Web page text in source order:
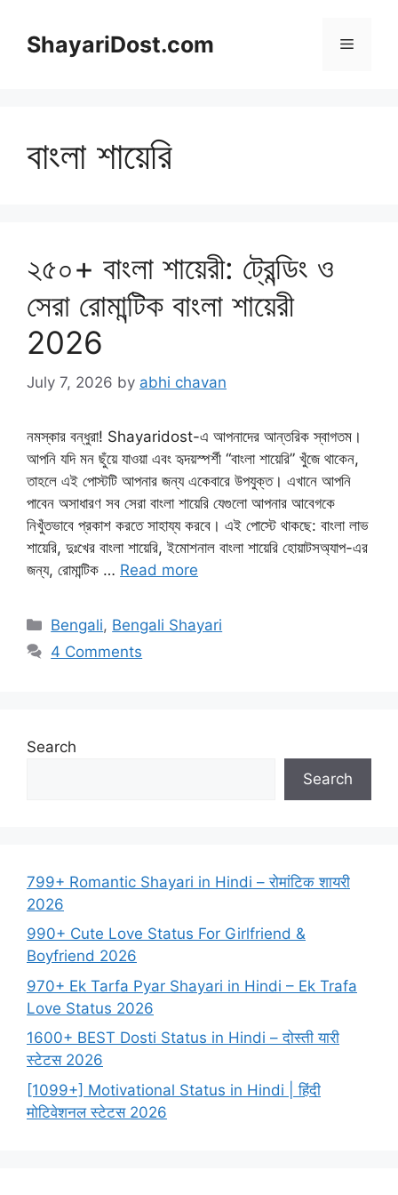
contentShayariDost.com Menu
বাংলা শায়েরি
২৫০+ বাংলা শায়েরী: ট্রেন্ডিং ও
সেরা রোমান্টিক বাংলা শায়েরী
2026
July 7, 2026 by abhi chavan
নমস্কার বন্ধুরা! Shayaridost-এ আপনাদের আন্তরিক স্বাগতম।
আপনি যদি মন ছুঁয়ে যাওয়া এবং হৃদয়স্পর্শী “বাংলা শায়েরি” খুঁজে থাকেন,
তাহলে এই পোস্টটি আপনার জন্য একেবারে উপযুক্ত। এখানে আপনি
পাবেন অসাধারণ সব সেরা বাংলা শায়েরি যেগুলো আপনার আবেগকে
নিখুঁতভাবে প্রকাশ করতে সাহায্য করবে। এই পোস্টে থাকছে: বাংলা লাভ
শায়েরি, দুঃখের বাংলা শায়েরি, ইমোশনাল বাংলা শায়েরি হোয়াটসঅ্যাপ-এর
জন্য, রোমান্টিক … Read more
Categories
Bengali, Bengali Shayari
4 Comments
Search
Search
799+ Romantic Shayari in Hindi – रोमांटिक शायरी
2026
990+ Cute Love Status For Girlfriend &
Boyfriend 2026
970+ Ek Tarfa Pyar Shayari in Hindi – Ek Trafa
Love Status 2026
1600+ BEST Dosti Status in Hindi – दोस्ती यारी
स्टेटस 2026
[1099+] Motivational Status in Hindi | हिंदी
मोटिवेशनल स्टेटस 2026